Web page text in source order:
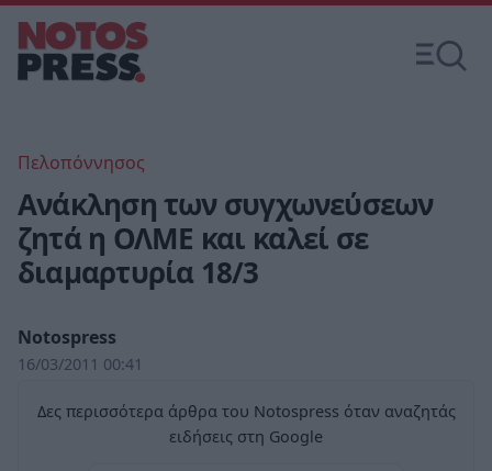
Πελοπόννησος
Ανάκληση των συγχωνεύσεων
ζητά η ΟΛΜΕ και καλεί σε
διαμαρτυρία 18/3
Notospress
16/03/2011 00:41
Δες περισσότερα άρθρα του Notospress όταν αναζητάς
ειδήσεις στη Google